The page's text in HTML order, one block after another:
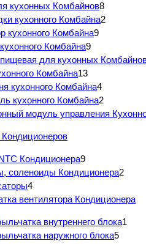
кухонных Комбайнов8
кухонного Комбайна2
кухонного Комбайна9
Комбайна9
для кухонных
Комбайна13
кухонного Комбайна4
кухонного Комбайна2
модуль управления
Кондиционера9
соленоиды Кондиционера2
4
вентилятора Кондиционера
внутреннего блока1
наружного блока5